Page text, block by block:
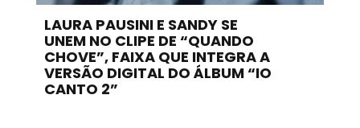
LAURA PAUSINI E SANDY SE
UNEM NO CLIPE DE “QUANDO
CHOVE”, FAIXA QUE INTEGRA A
VERSÃO DIGITAL DO ÁLBUM “IO
CANTO 2”